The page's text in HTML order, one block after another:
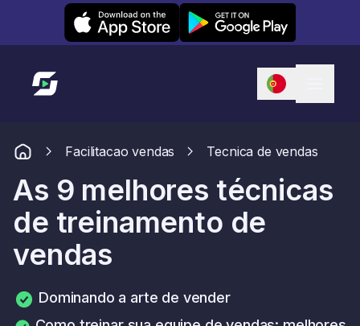
Leexi on iOS Leexi on Android
Link para a página inicial
Facilitacao vendas Tecnica de vendas
As 9 melhores técnicas
de treinamento de
vendas
Dominando a arte de vender